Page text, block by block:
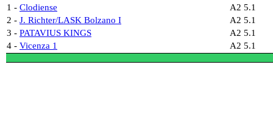
1 - Clodiense
A2 5.1
2 - J. Richter/LASK Bolzano I
A2 5.1
3 - PATAVIUS KINGS
A2 5.1
4 - Vicenza 1 A2 5.1